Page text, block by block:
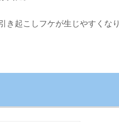
き起こしフケが生じやすくなり